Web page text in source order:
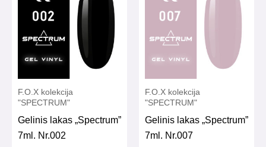
F.O.X kolekcija
"SPECTRUM"
Gelinis lakas „Spectrum”
7ml. Nr.002
F.O.X kolekcija
"SPECTRUM"
Gelinis lakas „Spectrum”
7ml. Nr.007